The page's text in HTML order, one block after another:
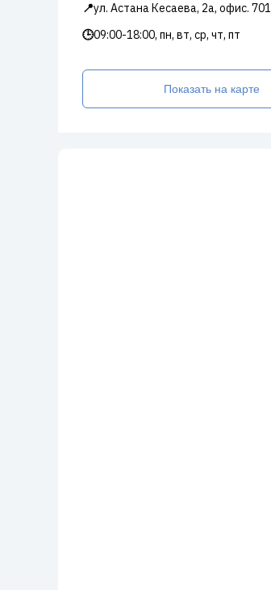
📍ул. Астана Кесаева, 2а, офис. 701
🕒09:00-18:00, пн, вт, ср, чт, пт
Показать на карте